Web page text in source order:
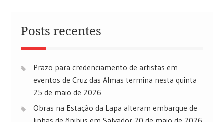
Posts recentes
Prazo para credenciamento de artistas em
eventos de Cruz das Almas termina nesta quinta
25 de maio de 2026
Obras na Estação da Lapa alteram embarque de